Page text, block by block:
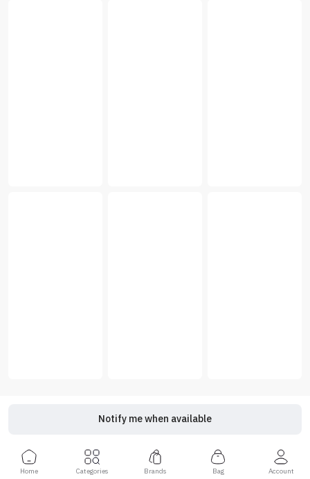
Notify me when available
Home Categories Brands Bag Account